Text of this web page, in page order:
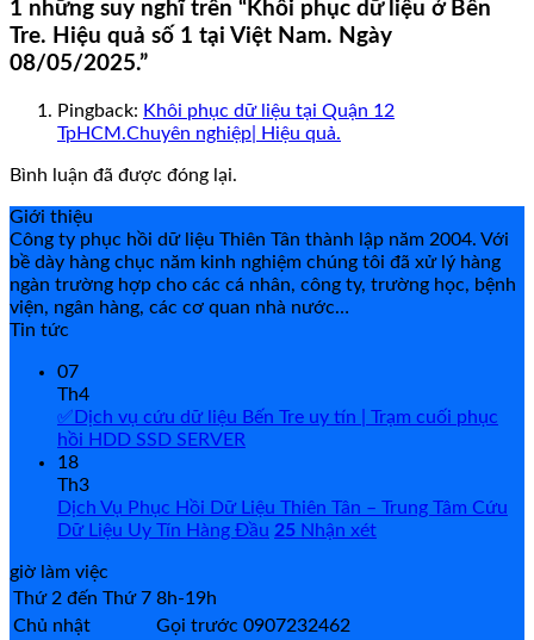
1 những suy nghĩ trên “ Khôi phục dữ liệu ở Bến
Tre. Hiệu quả số 1 tại Việt Nam. Ngày
08/05/2025.”
Pingback: Khôi phục dữ liệu tại Quận 12
TpHCM.Chuyên nghiệp| Hiệu quả.
Bình luận đã được đóng lại.
Giới thiệu
Công ty phục hồi dữ liệu Thiên Tân thành lập năm 2004. Với
bề dày hàng chục năm kinh nghiệm chúng tôi đã xử lý hàng
ngàn trường hợp cho các cá nhân, công ty, trường học, bệnh
viện, ngân hàng, các cơ quan nhà nước…
Tin tức
07
Th4
✅Dịch vụ cứu dữ liệu Bến Tre uy tín | Trạm cuối phục
hồi HDD SSD SERVER
18
Th3
Dịch Vụ Phục Hồi Dữ Liệu Thiên Tân – Trung Tâm Cứu
Dữ Liệu Uy Tín Hàng Đầu 25 Nhận xét
giờ làm việc
Thứ 2 đến Thứ 7 8h-19h
Chủ nhật
Gọi trước 0907232462